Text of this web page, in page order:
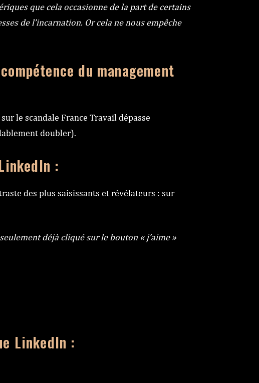
que cela occasionne de la part de certains
de l’incarnation. Or cela ne nous empêche
du management
sur le scandale France Travail dépasse
doubler).
:
des plus saisissants et révélateurs : sur
déjà cliqué sur le bouton « j’aime »
LinkedIn :